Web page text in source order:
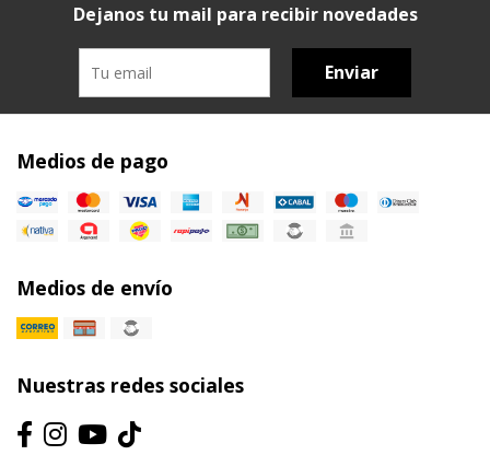
Dejanos tu mail para recibir novedades
Enviar
Medios de pago
Medios de envío
Nuestras redes sociales